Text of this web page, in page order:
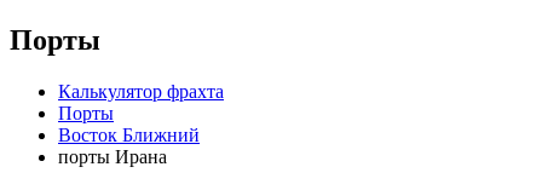
Порты
Калькулятор фрахта
Порты
Восток Ближний
порты Ирана